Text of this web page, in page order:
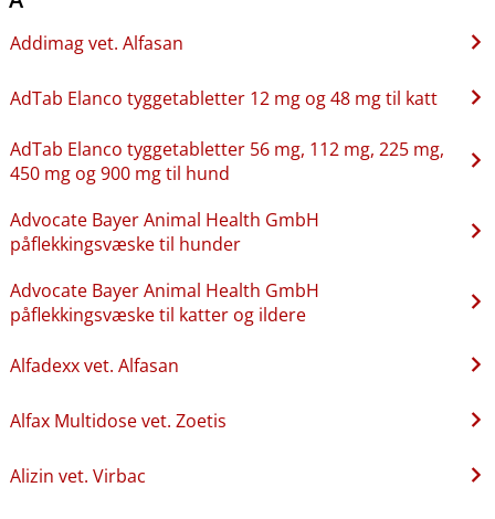
Addimag vet. Alfasan
AdTab Elanco tyggetabletter 12 mg og 48 mg til katt
AdTab Elanco tyggetabletter 56 mg, 112 mg, 225 mg,
450 mg og 900 mg til hund
Advocate Bayer Animal Health GmbH
påflekkingsvæske til hunder
Advocate Bayer Animal Health GmbH
påflekkingsvæske til katter og ildere
Alfadexx vet. Alfasan
Alfax Multidose vet. Zoetis
Alizin vet. Virbac